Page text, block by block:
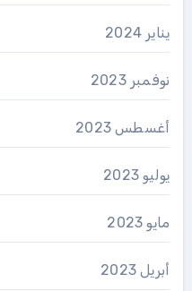
يناير 2024
نوفمبر 2023
أغسطس 2023
يوليو 2023
مايو 2023
أبريل 2023